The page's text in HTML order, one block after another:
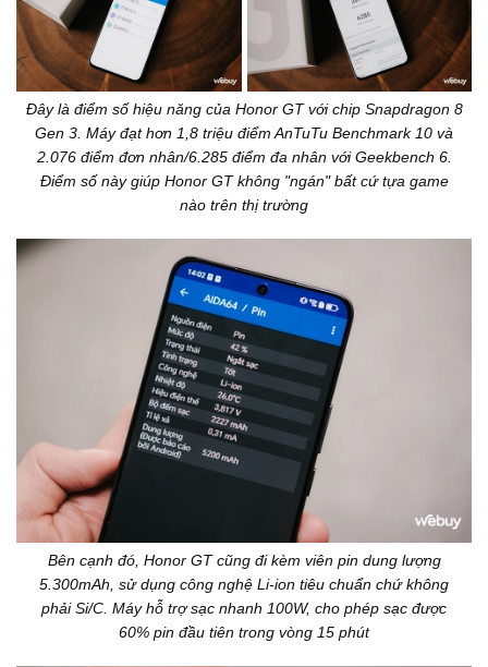
Đây là điểm số hiệu năng của Honor GT với chip Snapdragon 8
Gen 3. Máy đạt hơn 1,8 triệu điểm AnTuTu Benchmark 10 và
2.076 điểm đơn nhân/6.285 điểm đa nhân với Geekbench 6.
Điểm số này giúp Honor GT không "ngán" bất cứ tựa game
nào trên thị trường
Bên cạnh đó, Honor GT cũng đi kèm viên pin dung lượng
5.300mAh, sử dụng công nghệ Li-ion tiêu chuẩn chứ không
phải Si/C. Máy hỗ trợ sạc nhanh 100W, cho phép sạc được
60% pin đầu tiên trong vòng 15 phút